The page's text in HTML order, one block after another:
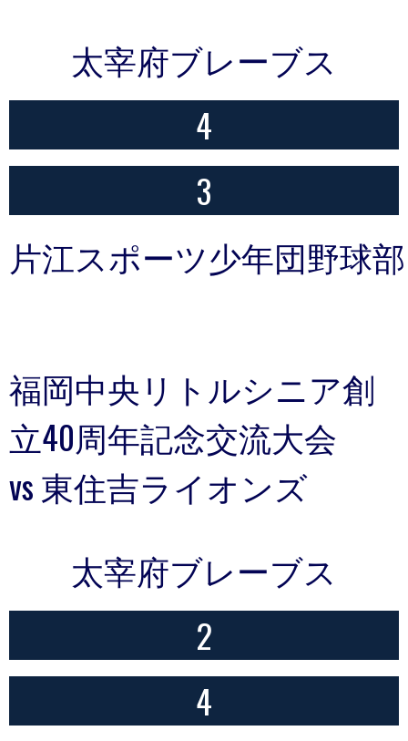
太宰府ブレーブス
4
3
片江スポーツ少年団野球部
福岡中央リトルシニア創
立40周年記念交流大会
vs 東住吉ライオンズ
太宰府ブレーブス
2
4